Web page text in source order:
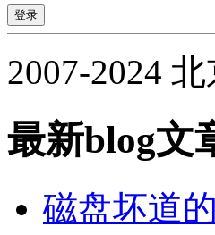
2007-2024
最新blog文
磁盘坏道